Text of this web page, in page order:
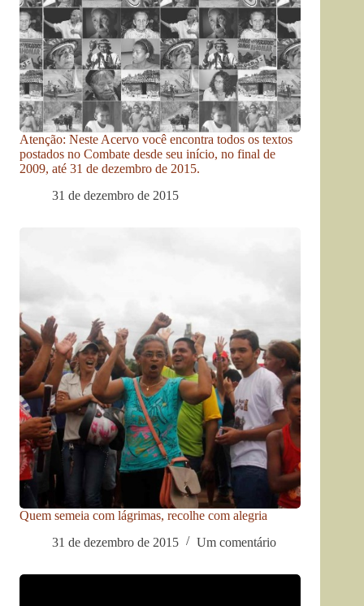
Atenção: Neste Acervo você encontra todos os textos
postados no Combate desde seu início, no final de
2009, até 31 de dezembro de 2015.
31 de dezembro de 2015
Quem semeia com lágrimas, recolhe com alegria
31 de dezembro de 2015
Um comentário